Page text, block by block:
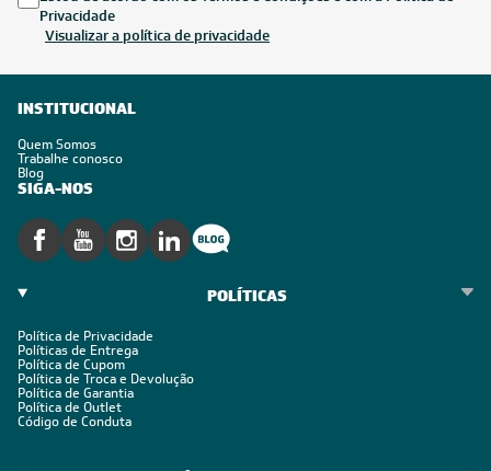
Privacidade
Visualizar a política de privacidade
INSTITUCIONAL
Quem Somos
Trabalhe conosco
Blog
SIGA-NOS
POLÍTICAS
Política de Privacidade
Políticas de Entrega
Política de Cupom
Política de Troca e Devolução
Política de Garantia
Política de Outlet
Código de Conduta